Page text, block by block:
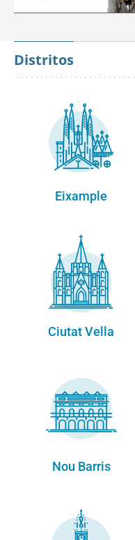
Distritos
Eixample
Ciutat Vella
Nou Barris